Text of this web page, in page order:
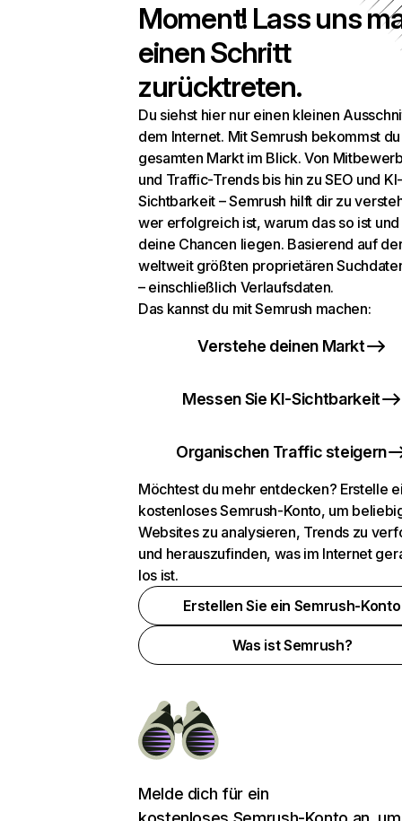
Moment! Lass uns
einen Schritt
zurücktreten.
Du siehst hier nur einen kleinen
dem Internet. Mit Semrush bekommst
gesamten Markt im Blick. Von
und Traffic-Trends bis hin zu SEO und KI-
Sichtbarkeit – Semrush hilft dir zu
wer erfolgreich ist, warum das so ist
deine Chancen liegen. Basierend auf
weltweit größten proprietären
– einschließlich Verlaufsdaten.
Das kannst du mit Semrush machen:
Verstehe deinen Markt
Messen Sie KI-Sichtbarkeit
Organischen Traffic steigern
Möchtest du mehr entdecken? Erstelle
kostenloses Semrush-Konto, um
Websites zu analysieren, Trends zu
und herauszufinden, was im Internet
los ist.
Erstellen Sie ein Semrush-Konto
Was ist Semrush?
Melde dich für ein